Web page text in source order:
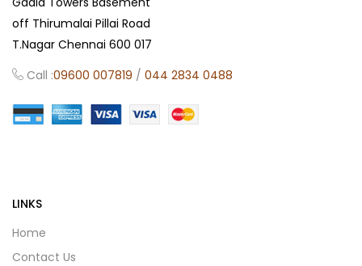
off Thirumalai Pillai Road
T.Nagar Chennai 600 017
Call :09600 007819 / 044 2834 0488
LINKS
Home
Contact Us